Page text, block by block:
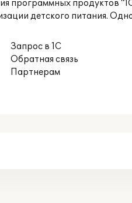
программных продуктов
детского питания.
Запрос в 1С
Обратная связь
Партнерам